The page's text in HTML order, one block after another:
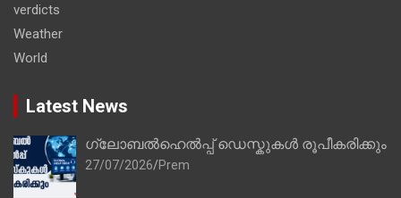
verdicts
Weather
World
Latest News
ഗ്ലോബൽഹെൽപ്പ് ഡെസ്കുകൾ രൂപീകരിക്കും
27/07/2026 Prem